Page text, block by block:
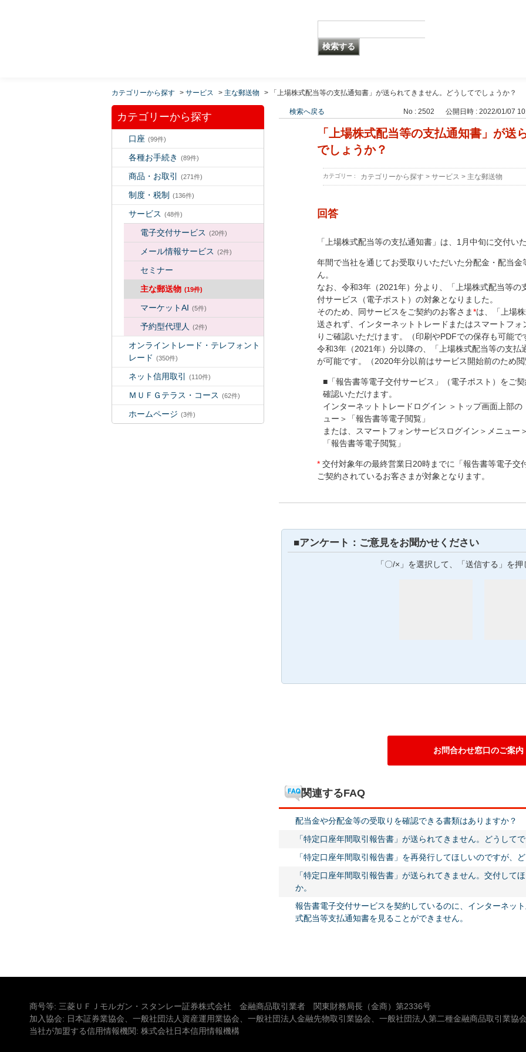
カテゴリーから探す > サービス > 主な郵送物 > 「上場株式配当等の支払通知書」が送られてきません。どうしてでしょうか？
カテゴリーから探す
口座 (99件)
各種お手続き (89件)
商品・お取引 (271件)
制度・税制 (136件)
サービス (48件)
電子交付サービス (20件)
メール情報サービス (2件)
セミナー
主な郵送物 (19件)
マーケットAI (5件)
予約型代理人 (2件)
オンライントレード・テレフォント
レード (350件)
ネット信用取引 (110件)
ＭＵＦＧテラス・コース (62件)
ホームページ (3件)
検索へ戻る No : 2502 公開日時 : 2022/01/07
「上場株式配当等の支払通知書」が送
でしょうか？
カテゴリー : カテゴリーから探す > サービス > 主な郵送物
回答
「上場株式配当等の支払通知書」は、1月中旬に交付いた
年間で当社を通じてお受取りいただいた分配金・配当
ん。
なお、令和3年（2021年）分より、「上場株式配当等の
付サービス（電子ポスト）の対象となりました。
そのため、同サービスをご契約のお客さま*は、「上場
送されず、インターネットトレードまたはスマートフォ
りご確認いただけます。（印刷やPDFでの保存も可能で
令和3年（2021年）分以降の、「上場株式配当等の支払
が可能です。（2020年分以前はサービス開始前のため閲
■「報告書等電子交付サービス」（電子ポスト）をご契
確認いただけます。
インターネットトレードログイン ＞トップ画面上部の
ュー＞「報告書等電子閲覧」
または、スマートフォンサービスログイン＞メニュー
「報告書等電子閲覧」
*交付対象年の最終営業日20時までに「報告書等電子交
ご契約されているお客さまが対象となります。
■アンケート：ご意見をお聞かせください
「〇/×」を選択して、「送信する」を押
お問合わせ窓口のご案内
関連するFAQ
配当金や分配金等の受取りを確認できる書類はありますか？
「特定口座年間取引報告書」が送られてきません。どうして
「特定口座年間取引報告書」を再発行してほしいのですが、
「特定口座年間取引報告書」が送られてきません。交付して
か。
報告書電子交付サービスを契約しているのに、インターネッ
式配当等支払通知書を見ることができません。
商号等: 三菱ＵＦＪモルガン・スタンレー証券株式会社 金融商品取引業者 関東財務局長（金商）第2336号
加入協会: 日本証券業協会、一般社団法人資産運用業協会、一般社団法人金融先物取引業協会、一般社団法人第二種金融商品取引業協
当社が加盟する信用情報機関: 株式会社日本信用情報機構